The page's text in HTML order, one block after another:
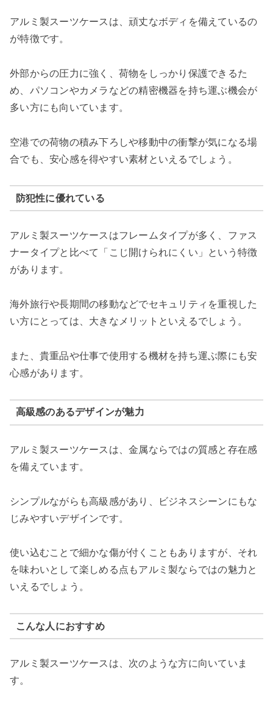
アルミ製スーツケースは、頑丈なボディを備えているの
が特徴です。
外部からの圧力に強く、荷物をしっかり保護できるた
め、パソコンやカメラなどの精密機器を持ち運ぶ機会が
多い方にも向いています。
空港での荷物の積み下ろしや移動中の衝撃が気になる場
合でも、安心感を得やすい素材といえるでしょう。
防犯性に優れている
アルミ製スーツケースはフレームタイプが多く、ファス
ナータイプと比べて「こじ開けられにくい」という特徴
があります。
海外旅行や長期間の移動などでセキュリティを重視した
い方にとっては、大きなメリットといえるでしょう。
また、貴重品や仕事で使用する機材を持ち運ぶ際にも安
心感があります。
高級感のあるデザインが魅力
アルミ製スーツケースは、金属ならではの質感と存在感
を備えています。
シンプルながらも高級感があり、ビジネスシーンにもな
じみやすいデザインです。
使い込むことで細かな傷が付くこともありますが、それ
を味わいとして楽しめる点もアルミ製ならではの魅力と
いえるでしょう。
こんな人におすすめ
アルミ製スーツケースは、次のような方に向いていま
す。